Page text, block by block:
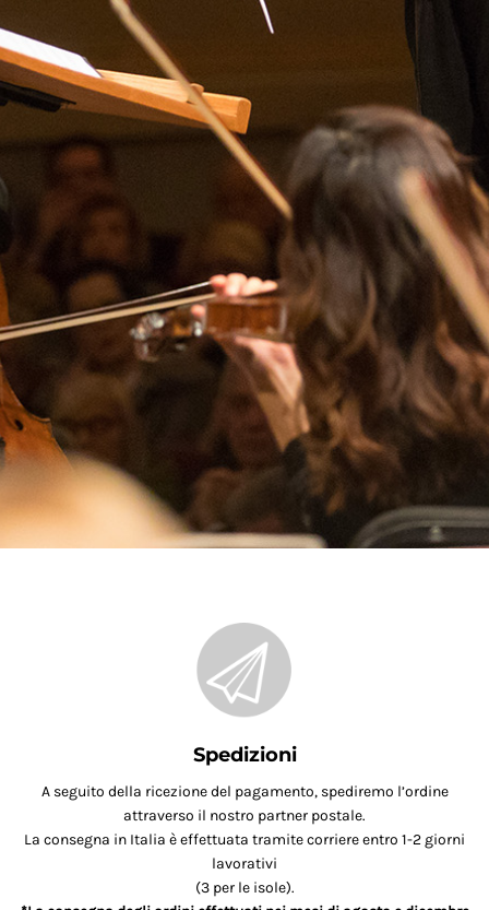
Spedizioni
A seguito della ricezione del pagamento, spediremo l’ordine
attraverso il nostro partner postale.
La consegna in Italia è effettuata tramite corriere entro 1-2 giorni
lavorativi
(3 per le isole).